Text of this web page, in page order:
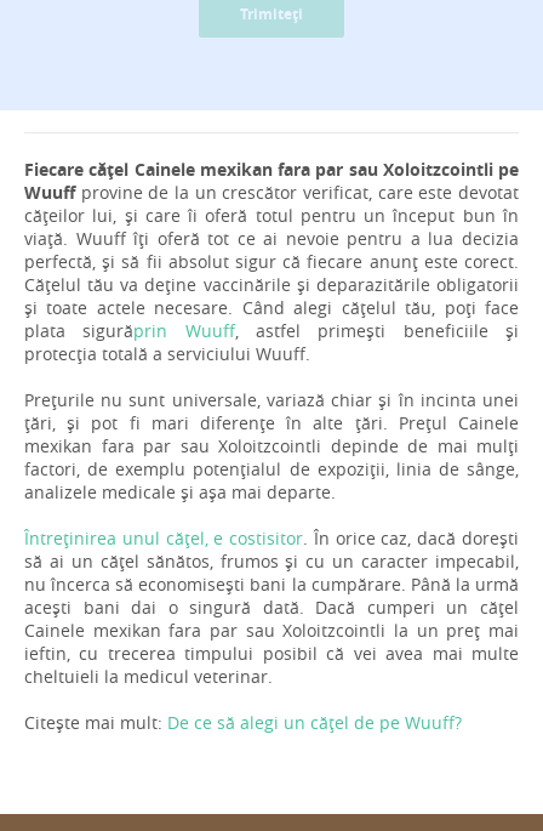
Trimiteți
Fiecare cățel Cainele mexikan fara par sau Xoloitzcointli pe
Wuuffprovine de la un crescător verificat, care este devotat
cățeilor lui, și care îi oferă totul pentru un început bun în
viață. Wuuff îți oferă tot ce ai nevoie pentru a lua decizia
perfectă, și să fii absolut sigur că fiecare anunț este corect.
Cățelul tău va deține vaccinările și deparazitările obligatorii
și toate actele necesare. Când alegi cățelul tău, poți face
plata sigurăprin Wuuff, astfel primești beneficiile și
protecția totală a serviciului Wuuff.
Prețurile nu sunt universale, variază chiar și în incinta unei
țări, și pot fi mari diferențe în alte țări. Prețul Cainele
mexikan fara par sau Xoloitzcointli depinde de mai mulți
factori, de exemplu potențialul de expoziții, linia de sânge,
analizele medicale și așa mai departe.
Întreținirea unul cățel, e costisitor . În orice caz, dacă dorești
să ai un cățel sănătos, frumos și cu un caracter impecabil,
nu încerca să economisești bani la cumpărare. Până la urmă
acești bani dai o singură dată. Dacă cumperi un cățel
Cainele mexikan fara par sau Xoloitzcointli la un preț mai
ieftin, cu trecerea timpului posibil că vei avea mai multe
cheltuieli la medicul veterinar.
Citește mai mult: De ce să alegi un cățel de pe Wuuff?